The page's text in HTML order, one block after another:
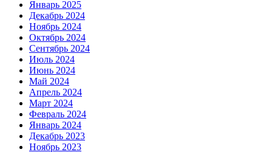
Январь 2025
Декабрь 2024
Ноябрь 2024
Октябрь 2024
Сентябрь 2024
Июль 2024
Июнь 2024
Май 2024
Апрель 2024
Март 2024
Февраль 2024
Январь 2024
Декабрь 2023
Ноябрь 2023